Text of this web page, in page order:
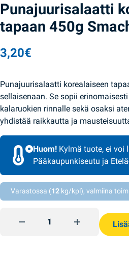
Punajuurisalaatti
tapaan 450g
3,20€
Punajuurisalaatti korealaiseen
sellaisenaan. Se sopii
kalaruokien rinnalle sekä osaksi
yhdistää raikkautta ja
Huom! Kylmä tuote, ei voi
Pääkaupunkiseutu ja
Varastossa (12 kg/kpl), valmiina
Punajuurisalaatti korealaiseen